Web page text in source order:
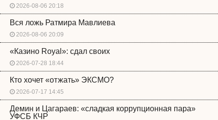
2026-08-06 20:18
Вся ложь Ратмира Мавлиева
2026-08-06 20:09
«Казино Royal»: сдал своих
2026-07-28 18:44
Кто хочет «отжать» ЭКСМО?
2026-07-17 14:45
Демин и Цагараев: «сладкая коррупционная пара»
УФСБ КЧР